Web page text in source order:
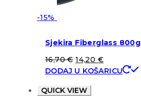
-15%
Sjekira Fiberglass 800g
16,70€ 14,20 €
DODAJ U KOŠARICU
QUICK VIEW